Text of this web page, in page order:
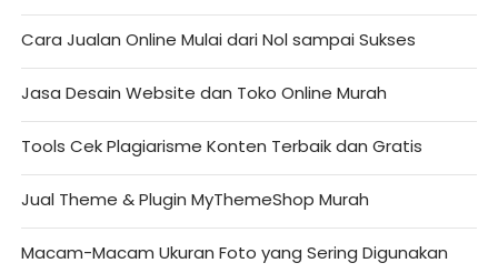
Cara Jualan Online Mulai dari Nol sampai Sukses
Jasa Desain Website dan Toko Online Murah
Tools Cek Plagiarisme Konten Terbaik dan Gratis
Jual Theme & Plugin MyThemeShop Murah
Macam-Macam Ukuran Foto yang Sering Digunakan